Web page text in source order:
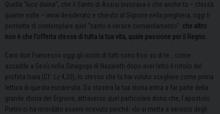
Quella “luce divina”, che il Santo di Assisi invocava e che anche tu – chissà
quante volte – avrai desiderato e chiesto al Signore nella preghiera, oggi ti
permette di contemplare quel “santo e verace comandamento”: che altro
non è che l’offerta stessa di tutta la tua vita, quale passione per il Regno.
Caro don Francesco oggi gli occhi di tutti sono fissi su di te… come
accadde a Gesù nella Sinagoga di Nazareth dopo aver letto il rotolo del
profeta Isaia (Cf. Lc4,20), lo stesso che tu hai voluto scegliere come prima
lettura di questa eucarestia. Da stasera la tua storia entra a far parte della
grande storia del Signore, attraverso quel particolare dono che, l’apostolo
Pietro ci ha ricordato essere ricevuto perché: «lo si metta a servizio degli